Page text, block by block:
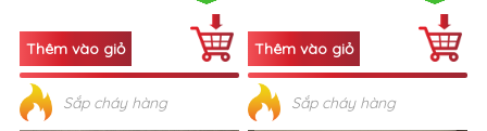
Sắp cháy hàng Sắp cháy hàng